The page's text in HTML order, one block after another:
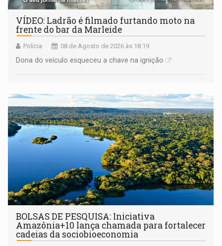
VÍDEO: Ladrão é filmado furtando moto na
frente do bar da Marleide
Polícia 08 de Agosto de 2026 às 18:19
Dona do veículo esqueceu a chave na ignição
BOLSAS DE PESQUISA: Iniciativa
Amazônia+10 lança chamada para fortalecer
cadeias da sociobioeconomia